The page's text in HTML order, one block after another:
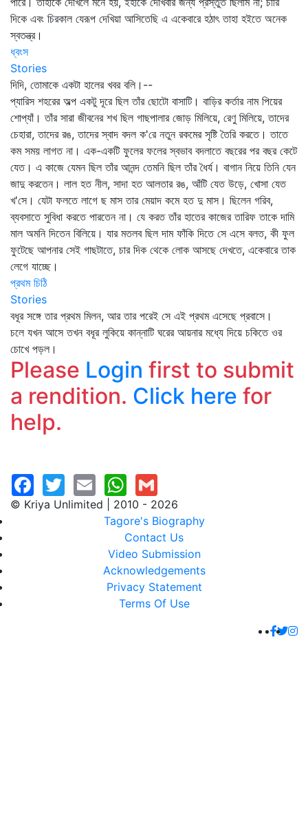
দিকে এবং চিরকাল যেরূপ দেখিয়া আসিতেছি এ একেবারে হঠাৎ তাহা হইতে অনেক
স্বতন্ত্র।
ধ্বংস
Stories
দিদি, তোমাকে একটা হালের খবর বলি।--
প্যারিস শহরের অল্প একটু দূরে ছিল তাঁর ছোটো বাসাটি। বাড়ির কর্তার নাম পিয়ের
শোপ্যাঁ। তাঁর সারা জীবনের শখ ছিল গাছপালার জোড় মিলিয়ে, রেণু মিলিয়ে, তাদের
চেহারা, তাদের রঙ, তাদের স্বাদ বদল ক'রে নতুন রকমের সৃষ্টি তৈরি করতে। তাতে
কম সময় লাগত না। এক-একটি ফুলের ফলের স্বভাব বদলাতে বছরের পর বছর কেটে
যেত। এ কাজে যেমন ছিল তাঁর আনন্দ তেমনি ছিল তাঁর ধৈর্য। বাগান নিয়ে তিনি যেন
জাদু করতেন। লাল হত নীল, সাদা হত আলতার রঙ, আঁটি যেত উড়ে, খোসা যেত
খ'সে। যেটা ফলতে লাগে ছ মাস তার মেয়াদ কমে হত দু মাস। ছিলেন গরিব,
ব্যবসাতে সুবিধা করতে পারতেন না। যে করত তাঁর হাতের কাজের তারিফ তাকে দামি
মাল অমনি দিতেন বিলিয়ে। যার মতলব ছিল দাম ফাঁকি দিতে সে এসে বলত, কী ফুল
ফুটেছে আপনার সেই গাছটাতে, চার দিক থেকে লোক আসছে দেখতে, একেবারে তাক
লেগে যাচ্ছে।
প্রথম চিঠি
Stories
বধূর সঙ্গে তার প্রথম মিলন, আর তার পরেই সে এই প্রথম এসেছে প্রবাসে।
চলে যখন আসে তখন বধূর লুকিয়ে কান্নাটি ঘরের আয়নার মধ্যে দিয়ে চকিতে ওর
চোখে পড়ল।
Please Login first to submit
a rendition. Click here for
help.
© Kriya Unlimited | 2010 - 2026
Tagore's Biography
Contact Us
Video Submission
Acknowledgements
Privacy Statement
Terms Of Use